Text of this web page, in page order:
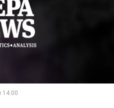
14:00